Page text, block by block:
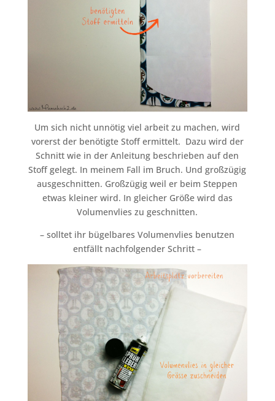
Um sich nicht unnötig viel arbeit zu machen, wird
vorerst der benötigte Stoff ermittelt. Dazu wird der
Schnitt wie in der Anleitung beschrieben auf den
Stoff gelegt. In meinem Fall im Bruch. Und großzügig
ausgeschnitten. Großzügig weil er beim Steppen
etwas kleiner wird. In gleicher Größe wird das
Volumenvlies zu geschnitten.
– solltet ihr bügelbares Volumenvlies benutzen
entfällt nachfolgender Schritt –